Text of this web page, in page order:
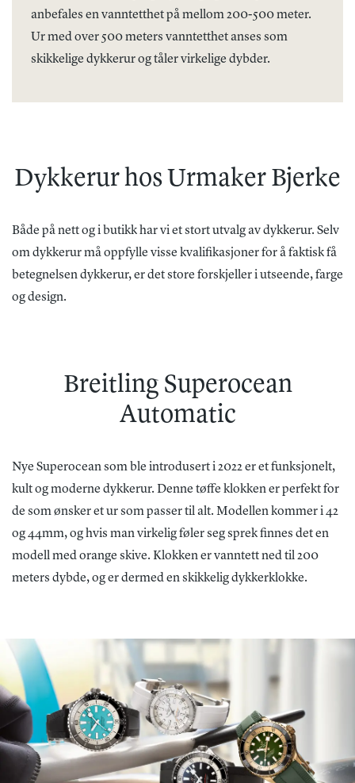
anbefales en vanntetthet på mellom 200-500 meter.
Ur med over 500 meters vanntetthet anses som
skikkelige dykkerur og tåler virkelige dybder.
Dykkerur hos Urmaker Bjerke
Både på nett og i butikk har vi et stort utvalg av dykkerur. Selv
om dykkerur må oppfylle visse kvalifikasjoner for å faktisk få
betegnelsen dykkerur, er det store forskjeller i utseende, farge
og design.
Breitling Superocean
Automatic
Nye Superocean som ble introdusert i 2022 er et funksjonelt,
kult og moderne dykkerur. Denne tøffe klokken er perfekt for
de som ønsker et ur som passer til alt. Modellen kommer i 42
og 44mm, og hvis man virkelig føler seg sprek finnes det en
modell med orange skive. Klokken er vanntett ned til 200
meters dybde, og er dermed en skikkelig dykkerklokke.